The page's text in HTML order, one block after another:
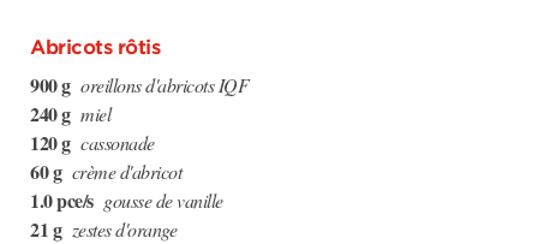
Abricots rôtis
900 g oreillons d'abricots IQF
240 g miel
120 g cassonade
60 g crème d'abricot
1.0 pce/s gousse de vanille
21 g zestes d'orange